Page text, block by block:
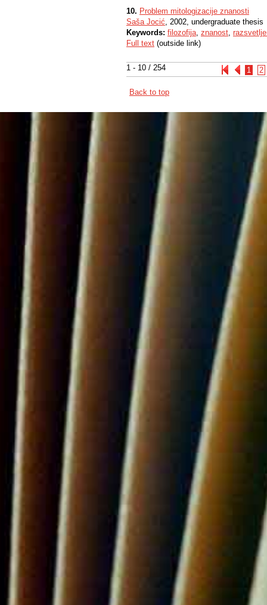
1 - 10 / 254 1 2
10. Problem mitologizacije znanosti
Saša Jocić, 2002, undergraduate thesis
Keywords: filozofija, znanost,
Full text (outside link)
Back to top